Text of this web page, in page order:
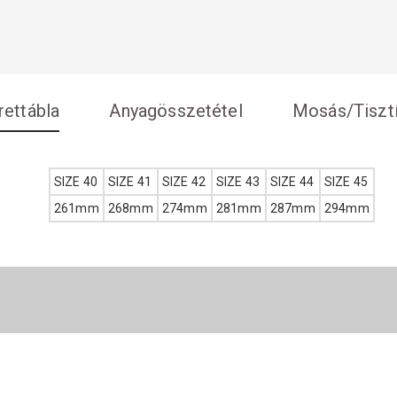
Anyagösszetétel Mosás/
SIZE 40 SIZE 41 SIZE 42 SIZE 43 SIZE 44
SIZE 45
261mm
268mm 274mm 281mm 287mm 294mm